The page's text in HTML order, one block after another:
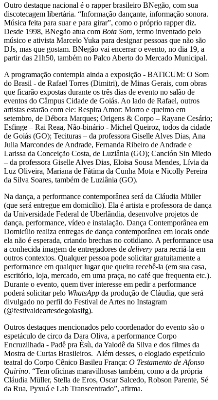
Outro destaque nacional é o rapper brasileiro BNegão, com sua
discotecagem libertária. “Informação dançante, informação sonora.
Música feita para suar e para girar”, como o próprio rapper diz.
Desde 1998, BNegão atua com Bota Som, termo inventado pelo
músico e ativista Marcelo Yuka para designar pessoas que não são
DJs, mas que gostam. BNegão vai encerrar o evento, no dia 19, a
partir das 21h50, também no Palco Aberto do Mercado Municipal.
A programação contempla ainda a exposição - BATICUM: O Som
do Brasil - de Rafael Torres (Dimitri), de Minas Gerais, com obras
que ficarão expostas durante os três dias de evento no salão de
eventos do Câmpus Cidade de Goiás. Ao lado de Rafael, outros
artistas estarão com ele: Respira Amor: Morro e queimo em
setembro, de Débora Marques; Origens & Corpo – Rayane Cesário;
Esfinge – Rai Reaa, Não-binário - Michel Queiroz, todos da cidade
de Goiás (GO); Tecituras – da professora Giselle Alves Dias, Ana
Julia Marcondes de Andrade, Fernanda Ribeiro de Andrade e
Larissa da Conceição Costa, de Luziânia (GO); Canción Sin Miedo
– da professora Giselle Alves Dias, Eloisa Sousa Mendes, Lívia da
Luz Oliveira, Mariana de Fátima da Cunha Mota e Nicolly Pereira
da Silva Soares, também de Luziânia (GO).
Na dança, a performance contemporânea será da Cláudia Müller
(que será entregue em domicílio). Ela é artista e professora de dança
da Universidade Federal de Uberlândia, desenvolve projetos de
dança, performance, vídeo e instalação. Dança Contemporânea em
Domicílio realiza entregas de dança contemporânea em locais onde
ela não é esperada, criando brechas no cotidiano. A performance usa
a conhecida imagem de entregadores de delivery para recriá-la em
outros contextos. Qualquer pessoa pode solicitar gratuitamente a
performance em qualquer lugar que queira recebê-la (em sua casa,
escritório, loja, mercado, em uma praça, no café que frequenta etc.).
Durante o evento, quem tiver interesse em pedir a performance
poderá solicitar pelo WhatsApp da produção de Cláudia, que será
divulgado no perfil do Festival de Artes no Instagram
(@festivaldeartesdegoiasifg).
Outros destaques mencionados pelo coordenador do evento são o
espetáculo de circo da Dara Oliva, a performance Corpo
Encruzilhada - Padê pra Èsù, da Yalodê da Silva e dos filmes da
Mostra de Curtas Brasileiros. Além desses, o elogiado espetáculo
teatral do Corpo Cênico Basileu França: O Testamento de Afonso
Quirino. “Tem oficinas maravilhosas também, como a da própria
Cláudia Müller, Stella de Eros, Oscar Salcedo, Robson Parente, Sé
da Rua, Pyxuá e Lab Transcentrado”, afirma.